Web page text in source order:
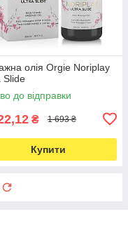
олія Orgie Noriplay
Slide
до відправки
₴ 1 693 ₴
Купити